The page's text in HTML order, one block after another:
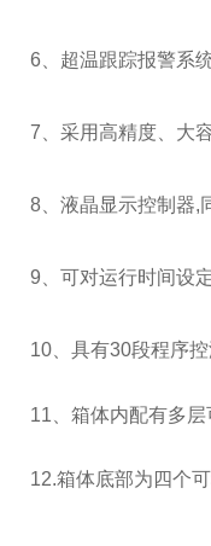
6 、超温跟踪报警系
7 、采用高精度、大
8 、液晶显示控制器,
9 、可对运行时间设
10、具有30段程序
11、箱体内配有多层
12.箱体底部为四个